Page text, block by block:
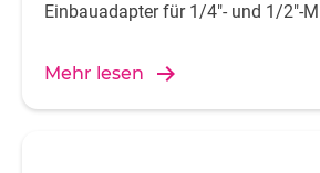
Einbauadapter für 1/4"- und 1/2"-
Mehr lesen